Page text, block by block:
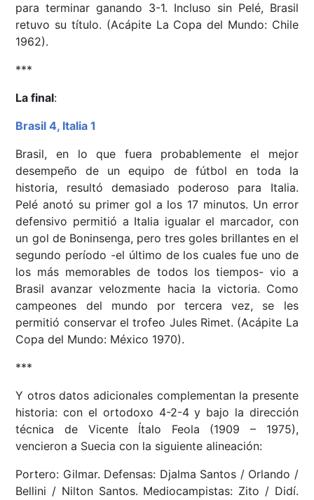
para terminar ganando 3-1. Incluso sin Pelé, Brasil
retuvo su título. (Acápite La Copa del Mundo: Chile
1962).
***
La final:
Brasil 4, Italia 1
Brasil, en lo que fuera probablemente el mejor
desempeño de un equipo de fútbol en toda la
historia, resultó demasiado poderoso para Italia.
Pelé anotó su primer gol a los 17 minutos. Un error
defensivo permitió a Italia igualar el marcador, con
un gol de Boninsenga, pero tres goles brillantes en el
segundo período -el último de los cuales fue uno de
los más memorables de todos los tiempos- vio a
Brasil avanzar velozmente hacia la victoria. Como
campeones del mundo por tercera vez, se les
permitió conservar el trofeo Jules Rimet. (Acápite La
Copa del Mundo: México 1970).
***
Y otros datos adicionales complementan la presente
historia: con el ortodoxo 4-2-4 y bajo la dirección
técnica de Vicente Ítalo Feola (1909 – 1975),
vencieron a Suecia con la siguiente alineación:
Portero: Gilmar. Defensas: Djalma Santos / Orlando /
Bellini / Nilton Santos. Mediocampistas: Zito / Didí.